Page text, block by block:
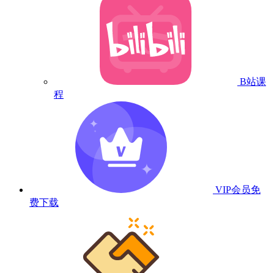
B站课
程
VIP会员免
费下载